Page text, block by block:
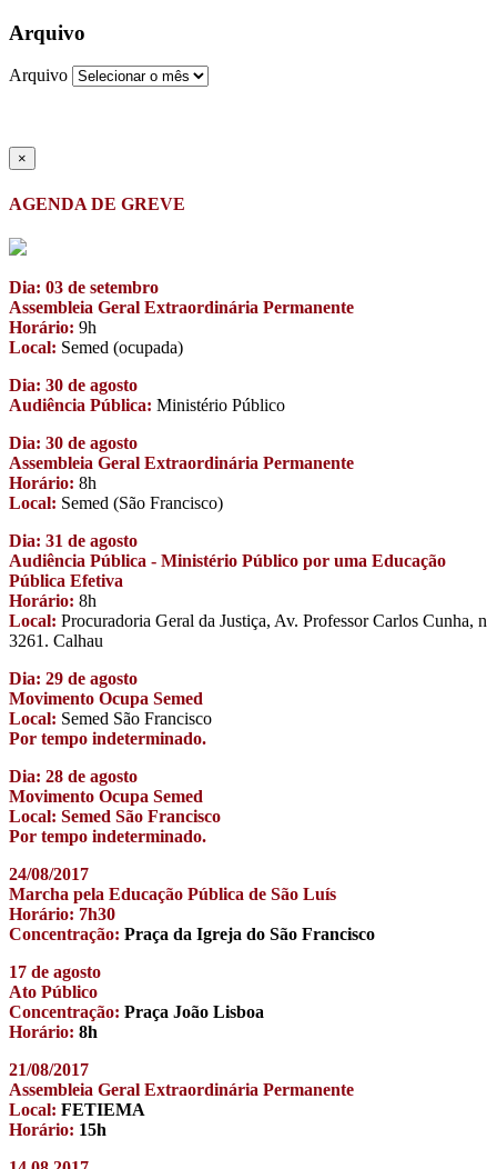
Arquivo
Arquivo
×
AGENDA DE GREVE
Dia: 03 de setembro
Assembleia Geral Extraordinária Permanente
Horário: 9h
Local: Semed (ocupada)
Dia: 30 de agosto
Audiência Pública: Ministério Público
Dia: 30 de agosto
Assembleia Geral Extraordinária Permanente
Horário: 8h
Local: Semed (São Francisco)
Dia: 31 de agosto
Audiência Pública - Ministério Público por uma Educação
Pública Efetiva
Horário: 8h
Local: Procuradoria Geral da Justiça, Av. Professor Carlos Cunha, n
3261. Calhau
Dia: 29 de agosto
Movimento Ocupa Semed
Local: Semed São Francisco
Por tempo indeterminado.
Dia: 28 de agosto
Movimento Ocupa Semed
Local: Semed São Francisco
Por tempo indeterminado.
24/08/2017
Marcha pela Educação Pública de São Luís
Horário: 7h30
Concentração: Praça da Igreja do São Francisco
17 de agosto
Ato Público
Concentração: Praça João Lisboa
Horário: 8h
21/08/2017
Assembleia Geral Extraordinária Permanente
Local: FETIEMA
Horário: 15h